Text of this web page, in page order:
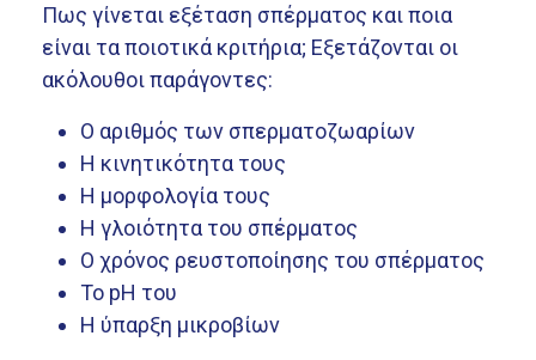
Πως γίνεται εξέταση σπέρματος και ποια
είναι τα ποιοτικά κριτήρια; Εξετάζονται οι
ακόλουθοι παράγοντες:
Ο αριθμός των σπερματοζωαρίων
Η κινητικότητα τους
Η μορφολογία τους
Η γλοιότητα του σπέρματος
Ο χρόνος ρευστοποίησης του σπέρματος
Το pH του
Η ύπαρξη μικροβίων